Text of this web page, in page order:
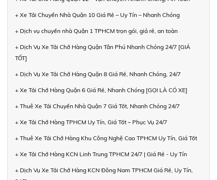
+ Xe Tải Chuyển Nhà Quận 10 Giá Rẻ – Uy Tín – Nhanh Chóng
+ Dịch vụ chuyển nhà Quận 1 TPHCM trọn gói, giá rẻ, an toàn
+ Dịch Vụ Xe Tải Chở Hàng Quận Tân Phú Nhanh Chóng 24/7 [GIÁ
TỐT]
+ Dịch Vụ Xe Tải Chở Hàng Quận 8 Giá Rẻ, Nhanh Chóng, 24/7
+ Xe Tải Chở Hàng Quận 6 Giá Rẻ, Nhanh Chóng [GỌI LÀ CÓ XE]
+ Thuê Xe Tải Chuyển Nhà Quận 7 Giá Tốt, Nhanh Chóng 24/7
+ Xe Tải Chở Hàng TPHCM Uy Tín, Giá Tốt – Phục Vụ 24/7
+ Thuê Xe Tải Chở Hàng Khu Công Nghệ Cao TPHCM Uy Tín, Giá Tốt
+ Xe Tải Chở Hàng KCN Linh Trung TPHCM 24/7 | Giá Rẻ - Uy Tín
+ Dịch Vụ Xe Tải Chở Hàng KCN Đông Nam TPHCM Giá Rẻ, Uy Tín,